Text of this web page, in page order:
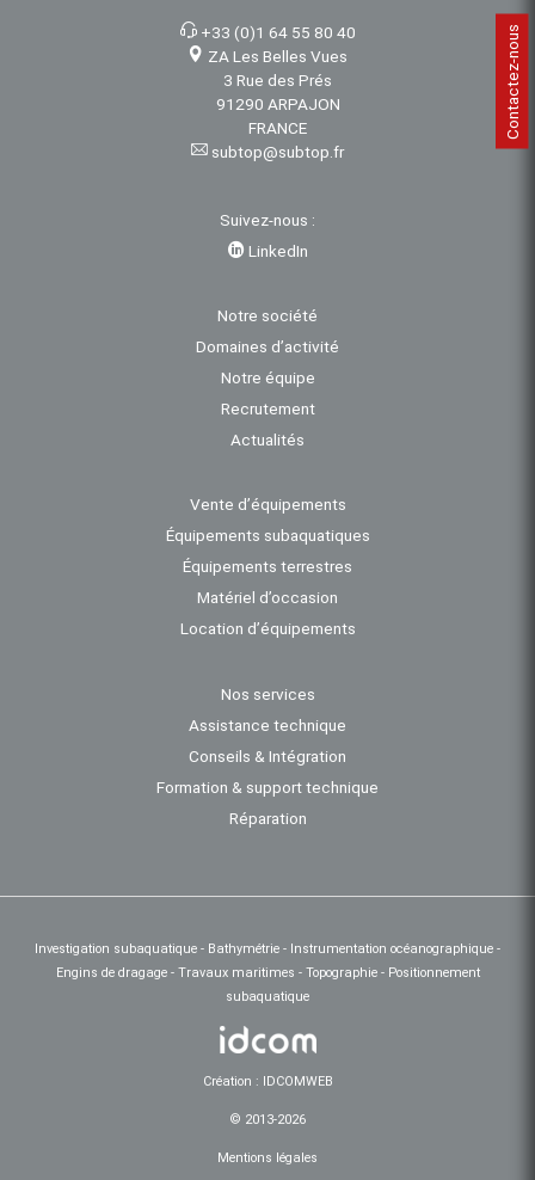
+33 (0)1 64 55 80 40
ZA Les Belles Vues
3 Rue des Prés
91290 ARPAJON
FRANCE
subtop@subtop.fr
Suivez-nous :
LinkedIn
Notre société
Domaines d’activité
Notre équipe
Recrutement
Actualités
Vente d’équipements
Équipements subaquatiques
Équipements terrestres
Matériel d’occasion
Location d’équipements
Nos services
Assistance technique
Conseils & Intégration
Formation & support technique
Réparation
Investigation subaquatique - Bathymétrie - Instrumentation océanographique -
Engins de dragage - Travaux maritimes - Topographie - Positionnement
subaquatique
Création : IDCOMWEB
© 2013-2026
Mentions légales
Contactez-nous